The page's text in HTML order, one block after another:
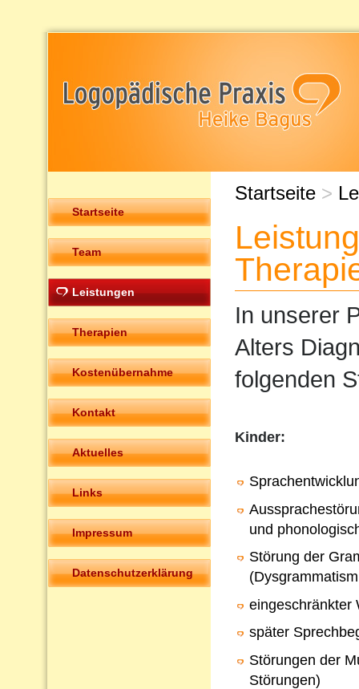
Startseite
Team
Leistungen
Therapien
Kostenübernahme
Kontakt
Aktuelles
Links
Impressum
Datenschutzerklärung
Startseite >
In unserer
Alters
folgenden
Kinder:
und
Störung der
eingeschränkter
später
Störungen der
Störungen)